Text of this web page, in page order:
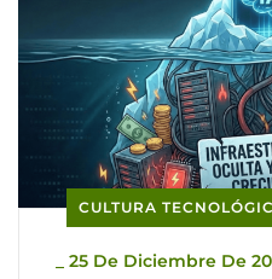
CULTURA
25 De Diciembre De